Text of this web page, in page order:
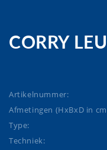
CORRY
Artikelnummer:
Afmetingen (HxBxD in
Type:
Techniek: